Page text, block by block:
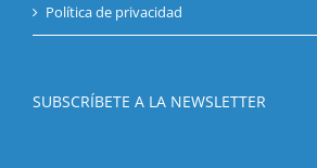
Política de privacidad
SUBSCRÍBETE A LA NEWSLETTER